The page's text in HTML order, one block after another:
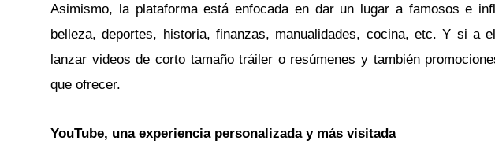
Asimismo, la plataforma está enfocada en dar un lugar a famosos e
belleza, deportes, historia, finanzas, manualidades, cocina, etc. Y si a
lanzar videos de corto tamaño tráiler o resúmenes y también
que ofrecer.
YouTube, una experiencia personalizada y más visitada